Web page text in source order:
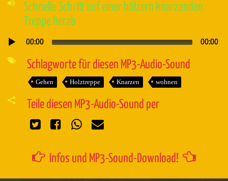
Schnelle Schritt auf einer hölzern knarzenden
Treppe herab
Audio-
00:00 00:00
Schlagworte für diesen MP3-Audio-Sound
Gehen Holztreppe Knarzen wohnen
Teile diesen MP3-Audio-Sound per
Infos und MP3-Sound-Download!